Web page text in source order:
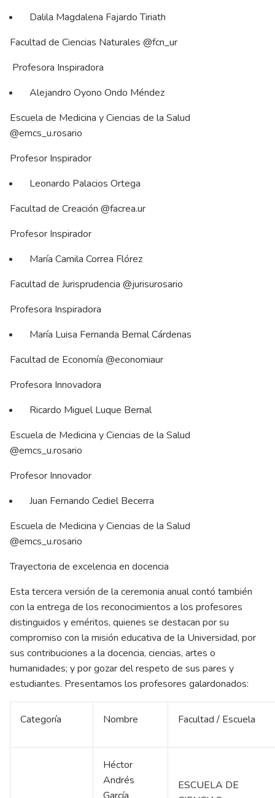
Dalila Magdalena Fajardo Tiriath
Facultad de Ciencias Naturales @fcn_ur
Profesora Inspiradora
Alejandro Oyono Ondo Méndez
Escuela de Medicina y Ciencias de la Salud
@emcs_u.rosario
Profesor Inspirador
Leonardo Palacios Ortega
Facultad de Creación @facrea.ur
Profesor Inspirador
María Camila Correa Flórez
Facultad de Jurisprudencia @jurisurosario
Profesora Inspiradora
María Luisa Fernanda Bernal Cárdenas
Facultad de Economía @economiaur
Profesora Innovadora
Ricardo Miguel Luque Bernal
Escuela de Medicina y Ciencias de la Salud
@emcs_u.rosario
Profesor Innovador
Juan Fernando Cediel Becerra
Escuela de Medicina y Ciencias de la Salud
@emcs_u.rosario
Trayectoria de excelencia en docencia
Esta tercera versión de la ceremonia anual contó también
con la entrega de los reconocimientos a los profesores
distinguidos y eméritos, quienes se destacan por su
compromiso con la misión educativa de la Universidad, por
sus contribuciones a la docencia, ciencias, artes o
humanidades; y por gozar del respeto de sus pares y
estudiantes. Presentamos los profesores galardonados:
Categoría Nombre Facultad / Escuela
Héctor
Andrés
ESCUELA DE